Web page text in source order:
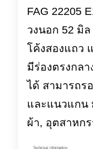
FAG 22205
วงนอก 52 มิ
โค้งสองแถว
มีร่องตรงกล
ได้ สามารถร
และแนวแกน
ผ้า, อุตสาหก